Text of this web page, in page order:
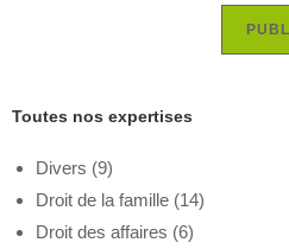
Toutes nos expertises
Divers (9)
Droit de la famille (14)
Droit des affaires (6)